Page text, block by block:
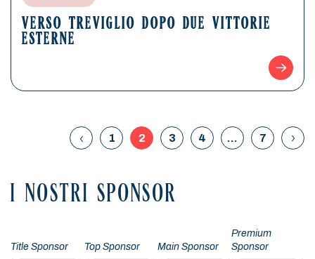
VERSO TREVIGLIO DOPO DUE VITTORIE
ESTERNE
1 2 3 4 … 7
I NOSTRI SPONSOR
Title Sponsor Top Sponsor Main Sponsor
Premium
Sponsor